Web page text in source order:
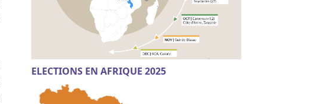
ELECTIONS EN AFRIQUE 2025